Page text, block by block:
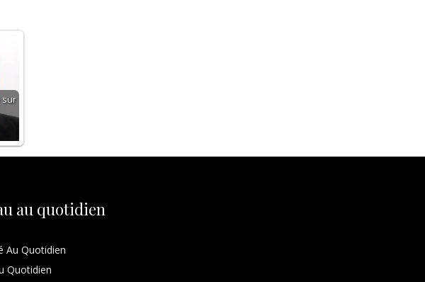
sur
au quotidien
Au Quotidien
Quotidien